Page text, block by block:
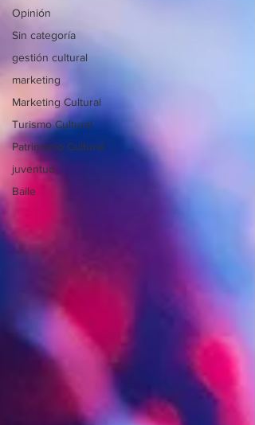
Opinión
Sin categoría
gestión cultural
marketing
Marketing Cultural
Turismo Cultural
Patrimonio Cultural
juventud
Baile